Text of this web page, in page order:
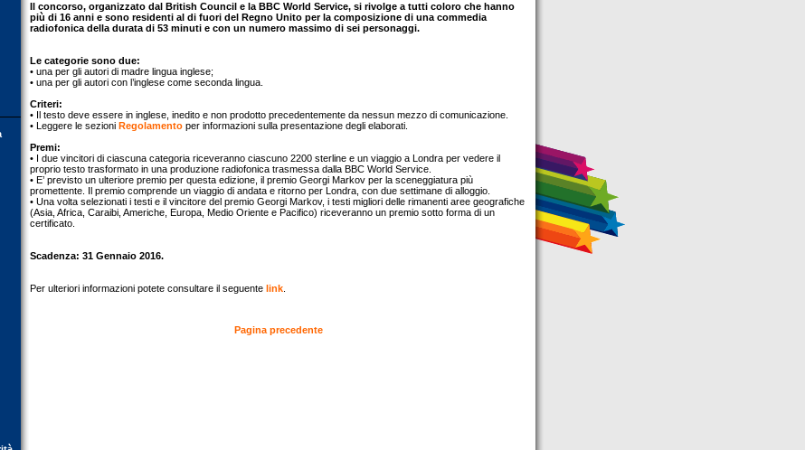
Il concorso, organizzato dal British Council e la BBC World Service, si rivolge a tutti coloro che hanno
più di 16 anni e sono residenti al di fuori del Regno Unito per la composizione di una commedia
radiofonica della durata di 53 minuti e con un numero massimo di sei personaggi.
Le categorie sono due:
• una per gli autori di madre lingua inglese;
• una per gli autori con l’inglese come seconda lingua.
Criteri:
• Il testo deve essere in inglese, inedito e non prodotto precedentemente da nessun mezzo di comunicazione.
• Leggere le sezioni Regolamento per informazioni sulla presentazione degli elaborati.
Premi:
• I due vincitori di ciascuna categoria riceveranno ciascuno 2200 sterline e un viaggio a Londra per vedere il
proprio testo trasformato in una produzione radiofonica trasmessa dalla BBC World Service.
• E’ previsto un ulteriore premio per questa edizione, il premio Georgi Markov per la sceneggiatura più
promettente. Il premio comprende un viaggio di andata e ritorno per Londra, con due settimane di alloggio.
• Una volta selezionati i testi e il vincitore del premio Georgi Markov, i testi migliori delle rimanenti aree geografiche
(Asia, Africa, Caraibi, Americhe, Europa, Medio Oriente e Pacifico) riceveranno un premio sotto forma di un
certificato.
Scadenza: 31 Gennaio 2016.
Per ulteriori informazioni potete consultare il seguente link
Pagina precedente